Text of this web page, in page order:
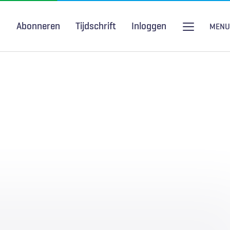
Abonneren Tijdschrift Inloggen MENU